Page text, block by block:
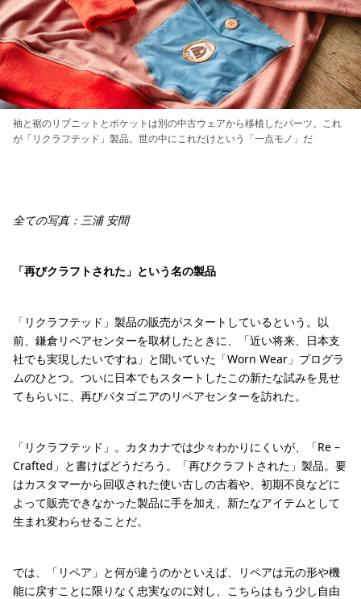
袖と裾のリブニットとポケットは別の中古ウェアから移植したパーツ。これ
が「リクラフテッド」製品。世の中にこれだけという「一点モノ」だ
全ての写真：三浦 安間
「再びクラフトされた」という名の製品
「リクラフテッド」製品の販売がスタートしているという。以
前、鎌倉リペアセンターを取材したときに、「近い将来、日本支
社でも実現したいですね」と聞いていた「Worn Wear」プログラ
ムのひとつ。ついに日本でもスタートしたこの新たな試みを見せ
てもらいに、再びパタゴニアのリペアセンターを訪れた。
「リクラフテッド」。カタカナでは少々わかりにくいが、「Re –
Crafted」と書けばどうだろう。「再びクラフトされた」製品。要
はカスタマーから回収された使い古しの古着や、初期不良などに
よって販売できなかった製品に手を加え、新たなアイテムとして
生まれ変わらせることだ。
では、「リペア」と何が違うのかといえば、リペアは元の形や機
能に戻すことに限りなく忠実なのに対し、こちらはもう少し自由